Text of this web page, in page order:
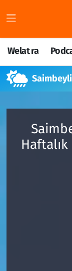
Welat ra
Welat ra
Podcast
Meqaleyî
Dinya
Nöbetçi
Hava
Namaz
Süper Lig